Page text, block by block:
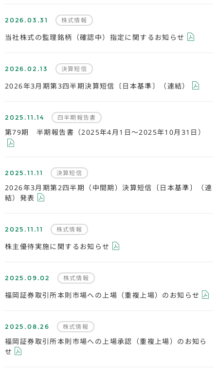
2026.03.31 株式情報
当社株式の監理銘柄（確認中）指定に関するお知らせ
2026.02.13 決算短信
2026年3月期第3四半期決算短信〔日本基準〕（連結）
2025.11.14 四半期報告書
第79期 半期報告書（2025年4月1日～2025年10月31日）
2025.11.11 決算短信
2026年3月期第2四半期（中間期）決算短信〔日本基準〕（連
結）発表
2025.11.11 株式情報
株主優待実施に関するお知らせ
2025.09.02 株式情報
福岡証券取引所本則市場への上場（重複上場）のお知らせ
2025.08.26 株式情報
福岡証券取引所本則市場への上場承認（重複上場）のお知ら
せ